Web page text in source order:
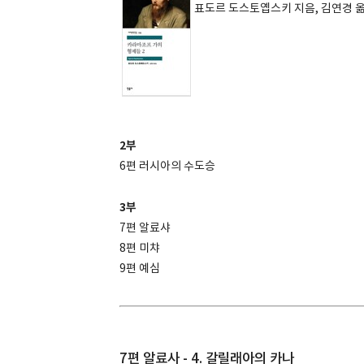
표도르 도스토옙스키 지음, 김연경
2부
6편 러시아의 수도승
3부
7편 알료샤
8편 미챠
9편 예심
7편 알료사 - 4. 갈릴래아의 카나